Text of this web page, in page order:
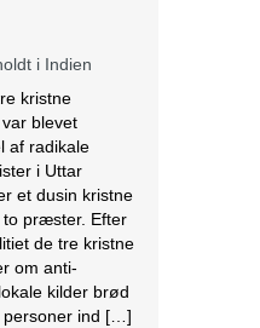
i Indien
kristne
blevet
af radikale
i Uttar
et dusin kristne
to præster. Efter
de tre kristne
om anti-
kilder brød
personer ind […]